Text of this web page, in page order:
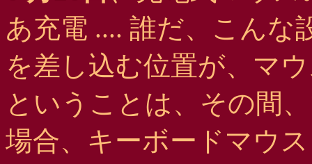
あ充電 .... 誰だ、こんな
を差し込む位置が、マ
ということは、その間
場合、キーボードマウ